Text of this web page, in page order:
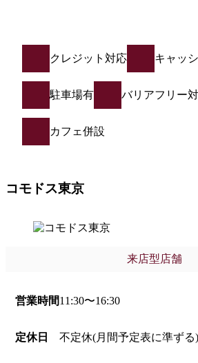
クレジット対応 キャッ
駐車場有 バリアフリー
カフェ併設
コモドス東京
来店型店舗
営業時間11:30〜16:30
定休日 不定休(月間予定表に準ずる)